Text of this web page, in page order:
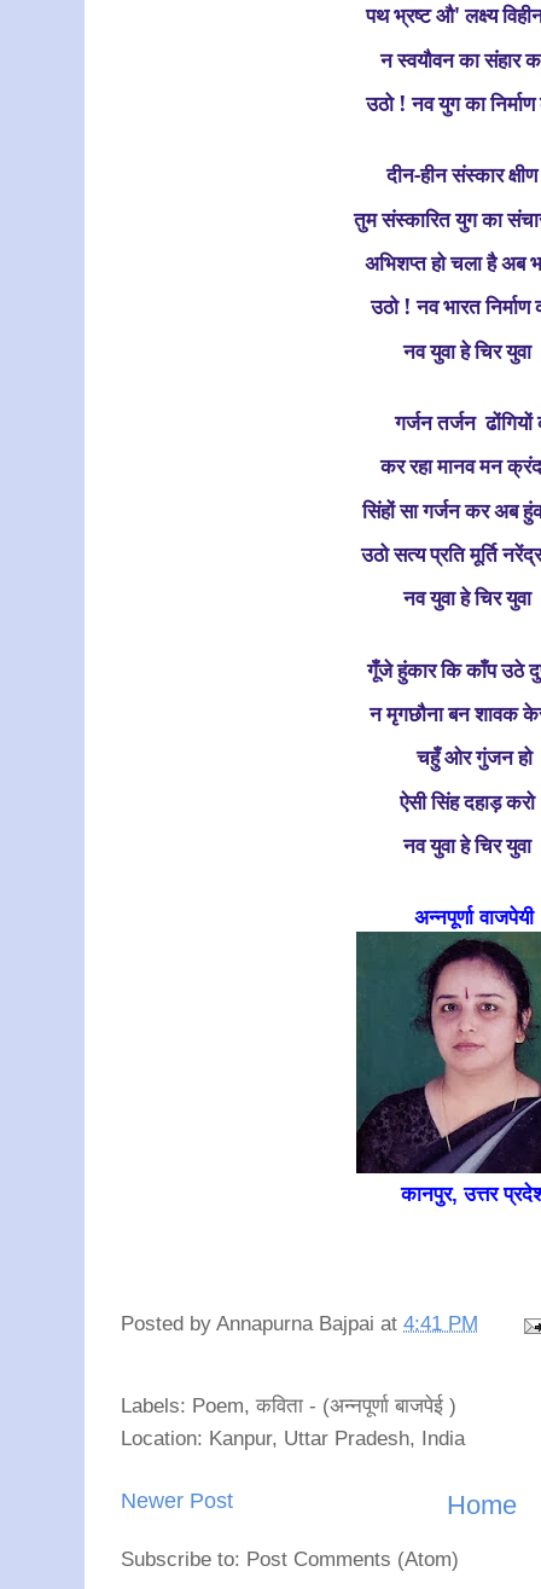
पथ भ्रष्ट औ' लक्ष्य
न स्वयौवन का संहार
उठो ! नव युग का
दीन-हीन संस्कार
तुम संस्कारित युग का
अभिशप्त हो चला है अब
उठो ! नव भारत
नव युवा हे चिर युवा
गर्जन तर्जन
कर रहा मानव मन
सिंहों सा गर्जन कर अब
उठो सत्य प्रति मूर्ति
नव युवा हे चिर युवा
गूँजे हुंकार कि काँप उठे
न मृगछौना बन शावक
चहुँ ओर गुंजन हो
ऐसी सिंह दहाड़
नव युवा हे चिर युवा
अन्नपूर्णा वाजपेयी
कानपुर, उत्तर
Posted by Annapurna Bajpai at 4:41 PM
Labels: Poem, कविता - (अन्नपूर्णा बाजपेई )
Location: Kanpur, Uttar Pradesh, India
Newer Post Home
Subscribe to: Post Comments (Atom)